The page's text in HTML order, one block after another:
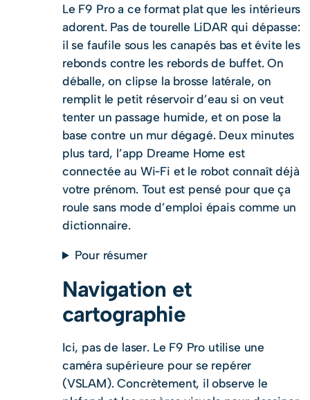
Le F9 Pro a ce format plat que les intérieurs
adorent. Pas de tourelle LiDAR qui dépasse:
il se faufile sous les canapés bas et évite les
rebonds contre les rebords de buffet. On
déballe, on clipse la brosse latérale, on
remplit le petit réservoir d’eau si on veut
tenter un passage humide, et on pose la
base contre un mur dégagé. Deux minutes
plus tard, l’app Dreame Home est
connectée au Wi‑Fi et le robot connaît déjà
votre prénom. Tout est pensé pour que ça
roule sans mode d’emploi épais comme un
dictionnaire.
Pour résumer
Navigation et
cartographie
Ici, pas de laser. Le F9 Pro utilise une
caméra supérieure pour se repérer
(VSLAM). Concrètement, il observe le